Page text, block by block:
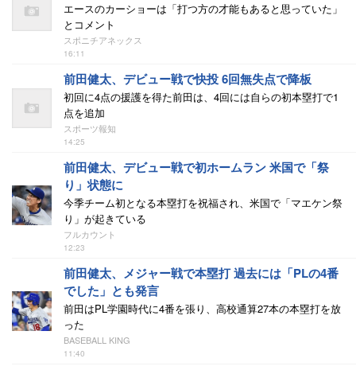
エースのカーショーは「打つ方の才能もあると思っていた」
とコメント
スポニチアネックス
16:11
前田健太、デビュー戦で快投 6回無失点で降板
初回に4点の援護を得た前田は、4回には自らの初本塁打で1
点を追加
スポーツ報知
14:25
前田健太、デビュー戦で初ホームラン 米国で「祭
り」状態に
今季チーム初となる本塁打を祝福され、米国で「マエケン祭
り」が起きている
フルカウント
12:23
前田健太、メジャー戦で本塁打 過去には「PLの4番
でした」とも発言
前田はPL学園時代に4番を張り、高校通算27本の本塁打を放
った
BASEBALL KING
11:40